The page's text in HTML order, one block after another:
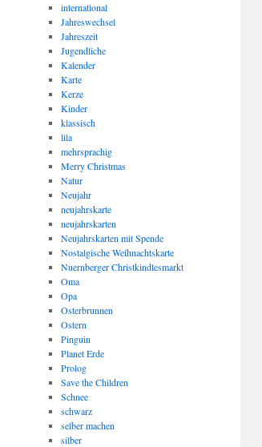
international
Jahreswechsel
Jahreszeit
Jugendliche
Kalender
Karte
Kerze
Kinder
klassisch
lila
mehrsprachig
Merry Christmas
Natur
Neujahr
neujahrskarte
neujahrskarten
Neujahrskarten mit Spende
Nostalgische Weihnachtskarte
Nuernberger Christkindlesmarkt
Oma
Opa
Osterbrunnen
Ostern
Pinguin
Planet Erde
Prolog
Save the Children
Schnee
schwarz
selber machen
silber